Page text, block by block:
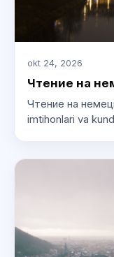
okt 24, 2026
Чтение на
Чтение на
imtihonlari va